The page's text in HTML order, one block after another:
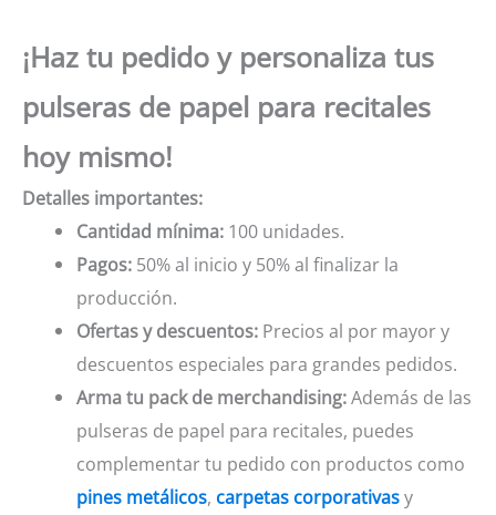
¡Haz tu pedido y personaliza tus
pulseras de papel para recitales
hoy mismo!
Detalles importantes:
Cantidad mínima: 100 unidades.
Pagos: 50% al inicio y 50% al finalizar la
producción.
Ofertas y descuentos: Precios al por mayor y
descuentos especiales para grandes pedidos.
Arma tu pack de merchandising:Además de las
pulseras de papel para recitales, puedes
complementar tu pedido con productos como
pines metálicos, carpetas corporativasy